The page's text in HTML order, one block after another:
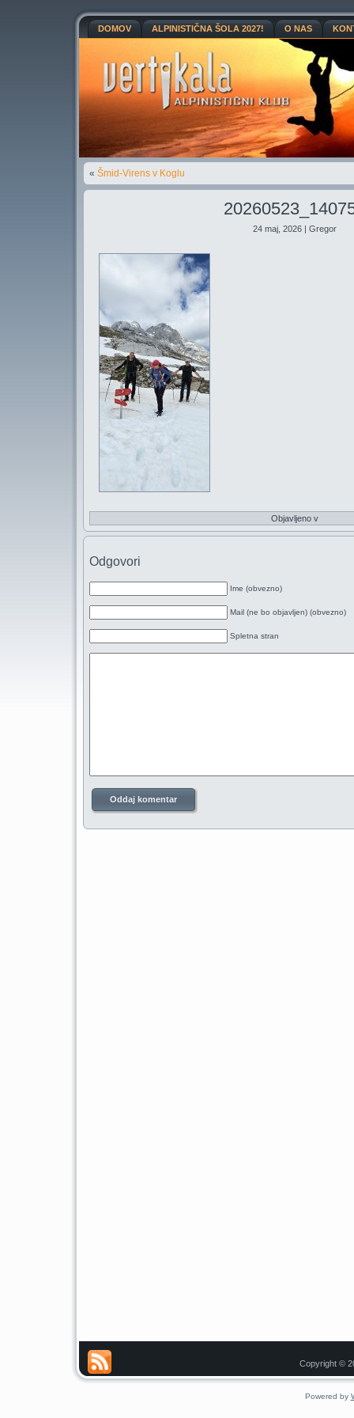
DOMOV ALPINISTIČNA ŠOLA 2027! O NAS
« Šmid-Virens v Koglu
24 maj, 2026 | Gregor
Objavljeno v
Odgovori
Ime (obvezno)
Mail (ne bo objavljen) (obvezno)
Spletna stran
Copyright ©
Powered by